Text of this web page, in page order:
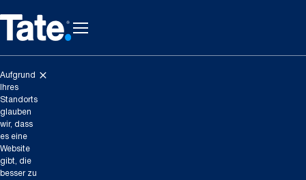
Aufgrund
Ihres
Standorts
glauben
wir, dass
es eine
Website
gibt, die
besser zu